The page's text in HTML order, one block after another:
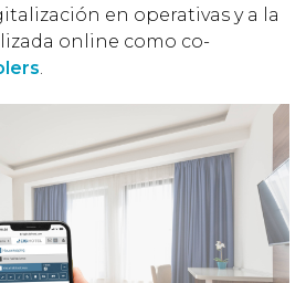
en operativas y a la
online como co-
.